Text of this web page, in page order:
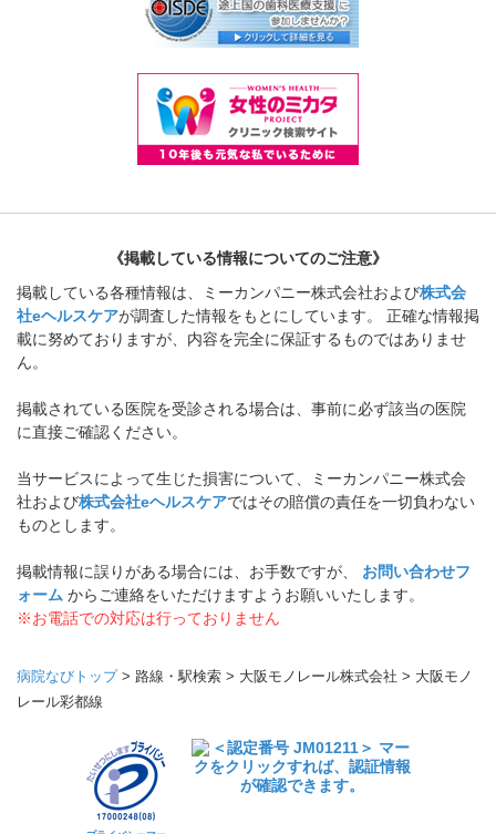
《掲載している情報についてのご注意》
掲載している各種情報は、ミーカンパニー株式会社および株式会
社eヘルスケアが調査した情報をもとにしています。 正確な情報掲
載に努めておりますが、内容を完全に保証するものではありませ
ん。
掲載されている医院を受診される場合は、事前に必ず該当の医院
に直接ご確認ください。
当サービスによって生じた損害について、ミーカンパニー株式会
社および株式会社eヘルスケアではその賠償の責任を一切負わない
ものとします。
掲載情報に誤りがある場合には、お手数ですが、 お問い合わせフ
ォーム からご連絡をいただけますようお願いいたします。
※お電話での対応は行っておりません
病院なびトップ> 路線・駅検索 > 大阪モノレール株式会社 > 大阪モノ
レール彩都線